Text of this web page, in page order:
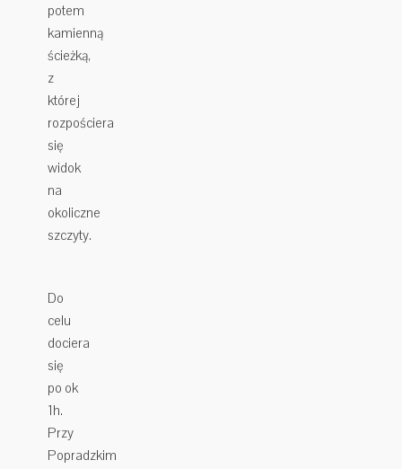
potem
kamienną
ścieżką,
z
której
rozpościera
się
widok
na
okoliczne
szczyty.
Do
celu
dociera
się
po ok
1h.
Przy
Popradzkim